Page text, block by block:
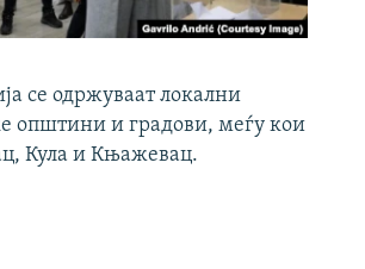
се одржуваат локални
општини и градови, меѓу кои
Кула и Књажевац.